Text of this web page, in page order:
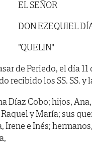
EL SEÑOR
DON EZEQUIEL
"QUELIN"
de Periedo, el día
recibido los SS. SS. y
Díaz Cobo; hijos,
y María; sus
Irene e Inés;